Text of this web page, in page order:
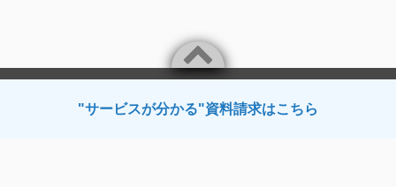
"サービスが分かる"資料請求はこちら
サービス紹介